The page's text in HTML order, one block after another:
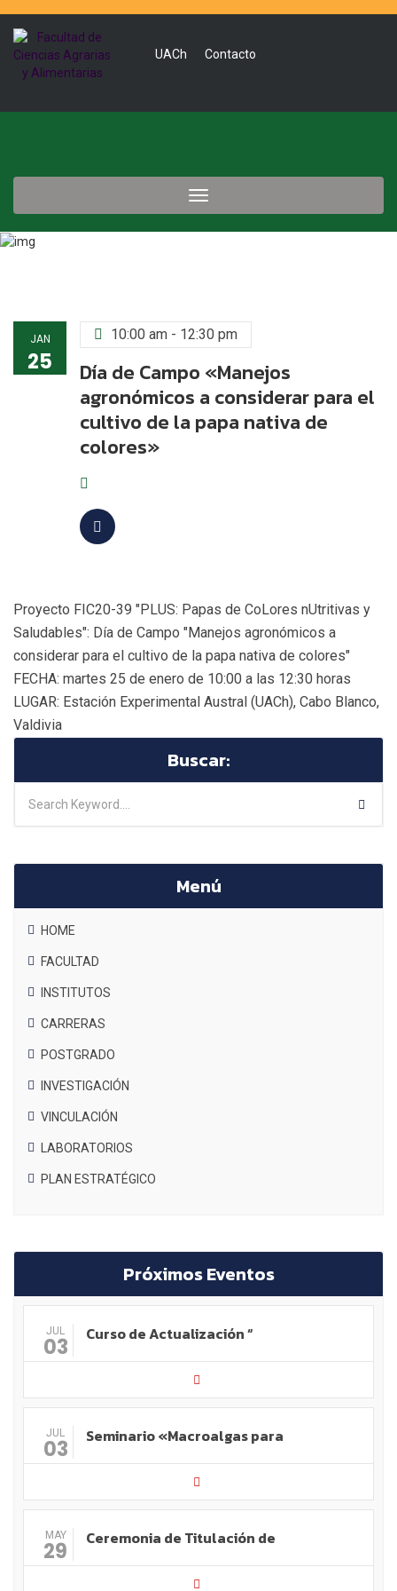
UACh Contacto
Toggle
navigation
JAN
25
10:00 am - 12:30 pm
Día de Campo «Manejos
agronómicos a considerar para el
cultivo de la papa nativa de
colores»
Proyecto FIC20-39 "PLUS: Papas de CoLores nUtritivas y
Saludables": Día de Campo "Manejos agronómicos a
considerar para el cultivo de la papa nativa de colores"
FECHA: martes 25 de enero de 10:00 a las 12:30 horas
LUGAR: Estación Experimental Austral (UACh), Cabo Blanco,
Valdivia
Buscar:
Menú
HOME
FACULTAD
INSTITUTOS
CARRERAS
POSTGRADO
INVESTIGACIÓN
VINCULACIÓN
LABORATORIOS
PLAN ESTRATÉGICO
Próximos Eventos
JUL
03 Curso de Actualización “
JUL
03 Seminario «Macroalgas para
MAY
29 Ceremonia de Titulación de